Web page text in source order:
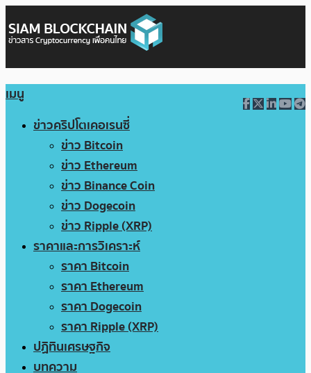
เมนู
ข่าวคริปโตเคอเรนซี่
ข่าว Bitcoin
ข่าว Ethereum
ข่าว Binance Coin
ข่าว Dogecoin
ข่าว Ripple (XRP)
ราคาและการวิเคราะห์
ราคา Bitcoin
ราคา Ethereum
ราคา Dogecoin
ราคา Ripple (XRP)
ปฏิทินเศรษฐกิจ
บทความ